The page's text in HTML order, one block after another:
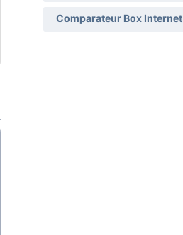
Comparateur Box Internet